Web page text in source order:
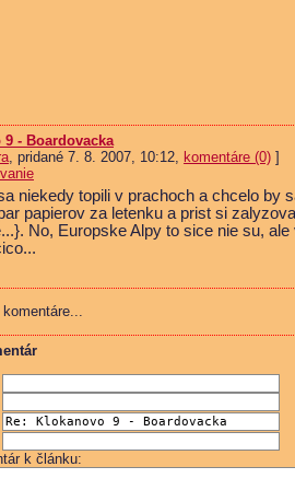
9 - Boardovacka
, pridané 7. 8. 2007, 10:12, komentáre (0)]
niekedy topili v prachoch a chcelo by
papierov za letenku a prist si
No, Europske Alpy to sice nie su, ale
k článku: